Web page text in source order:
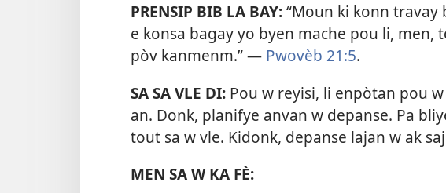
PRENSIP BIB LA BAY:“Moun ki konn travay
e konsa bagay yo byen mache pou li, men,
pòv kanmenm.” — Pwovèb 21:5.
SA SA VLE DI: Pou w reyisi, li enpòtan pou
an. Donk, planifye anvan w depanse. Pa
tout sa w vle. Kidonk, depanse lajan w ak
MEN SA W KA FÈ: